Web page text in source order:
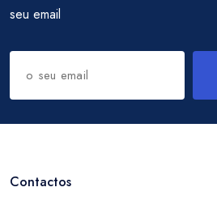
seu email
Contactos